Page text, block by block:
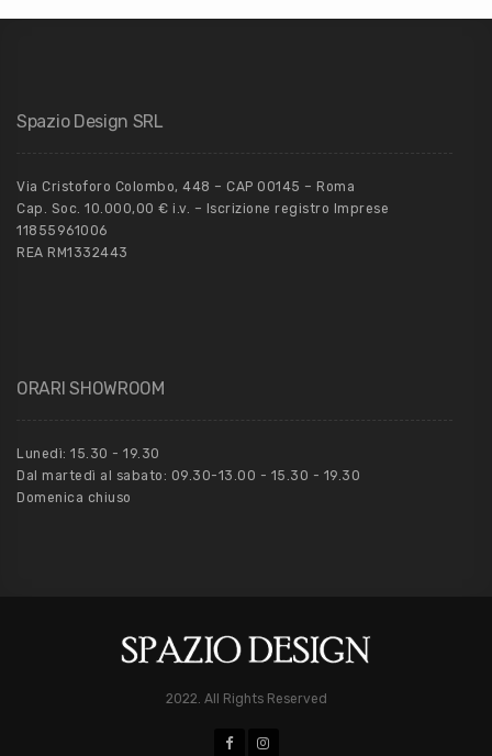
Spazio Design SRL
Via Cristoforo Colombo, 448 – CAP 00145 – Roma
Cap. Soc. 10.000,00 € i.v. – Iscrizione registro Imprese
11855961006
REA RM1332443
ORARI SHOWROOM
Lunedì: 15.30 - 19.30
Dal martedì al sabato: 09.30-13.00 - 15.30 - 19.30
Domenica chiuso
2022. All Rights Reserved